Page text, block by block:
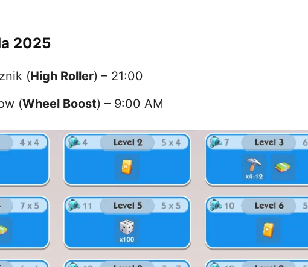
2025
(High Roller) – 21:00
(Wheel Boost) – 9:00 AM